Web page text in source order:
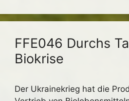
FFE046 Durchs
Biokrise
Der Ukrainekrieg hat die